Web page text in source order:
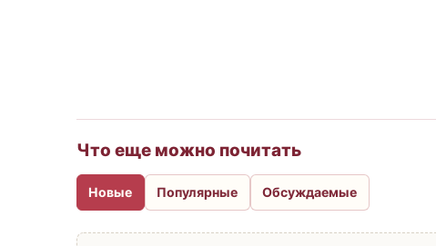
Что еще можно почитать
Новые Популярные Обсуждаемые